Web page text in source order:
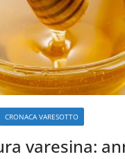
CRONACA VARESOTTO
varesina: